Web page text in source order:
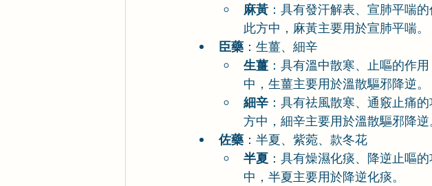
麻黃 ：具有發汗解表、宣肺平喘
此方中，麻黃主要用於宣肺平喘。
臣藥 ：生薑、細辛
生薑 ：具有溫中散寒、止嘔的作
中，生薑主要用於溫散驅邪降逆。
細辛 ：具有祛風散寒、通竅止痛
方中，細辛主要用於溫散驅邪降逆
佐藥 ：半夏、紫菀、款冬花
半夏 ：具有燥濕化痰、降逆止嘔
中，半夏主要用於降逆化痰。